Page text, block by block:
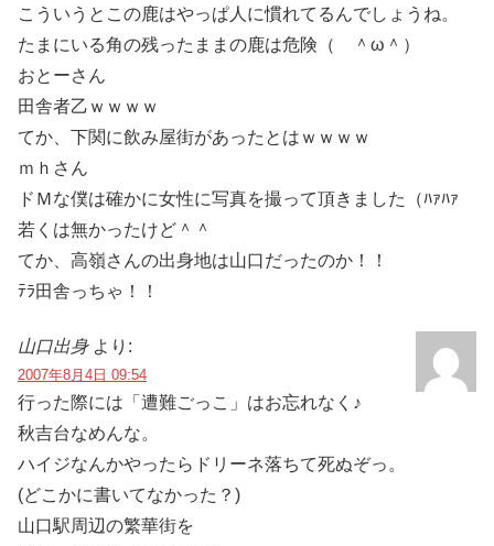
こういうとこの鹿はやっぱ人に慣れてるんでしょうね。
たまにいる角の残ったままの鹿は危険（ ＾ω＾）
おとーさん
田舎者乙ｗｗｗｗ
てか、下関に飲み屋街があったとはｗｗｗｗ
ｍｈさん
ドＭな僕は確かに女性に写真を撮って頂きました（ﾊｧﾊｧ
若くは無かったけど＾＾
てか、高嶺さんの出身地は山口だったのか！！
ﾃﾗ田舎っちゃ！！
山口出身 より:
2007年8月4日 09:54
行った際には「遭難ごっこ」はお忘れなく♪
秋吉台なめんな。
ハイジなんかやったらドリーネ落ちて死ぬぞっ。
(どこかに書いてなかった？)
山口駅周辺の繁華街を